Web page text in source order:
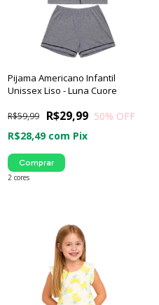
Pijama Americano Infantil
Unissex Liso - Luna Cuore
R$29,99
R$59,99 50% OFF
R$28,49 com Pix
2 cores
Comprar